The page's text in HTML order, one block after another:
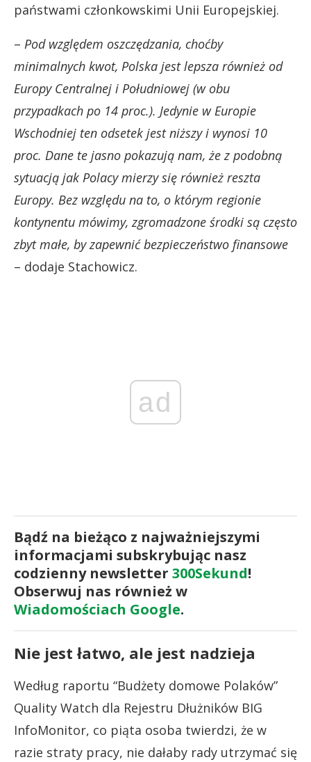
państwami członkowskimi Unii Europejskiej.
– Pod względem oszczędzania, choćby
minimalnych kwot, Polska jest lepsza również od
Europy Centralnej i Południowej (w obu
przypadkach po 14 proc.). Jedynie w Europie
Wschodniej ten odsetek jest niższy i wynosi 10
proc. Dane te jasno pokazują nam, że z podobną
sytuacją jak Polacy mierzy się również reszta
Europy. Bez względu na to, o którym regionie
kontynentu mówimy, zgromadzone środki są często
zbyt małe, by zapewnić bezpieczeństwo finansowe
– dodaje Stachowicz.
ad
Bądź na bieżąco z najważniejszymi
informacjami subskrybując nasz
codzienny newsletter 300Sekund!
Obserwuj nas również w
Wiadomościach Google.
Nie jest łatwo, ale jest nadzieja
Według raportu “Budżety domowe Polaków”
Quality Watch dla Rejestru Dłużników BIG
InfoMonitor, co piąta osoba twierdzi, że w
razie straty pracy, nie dałaby rady utrzymać się